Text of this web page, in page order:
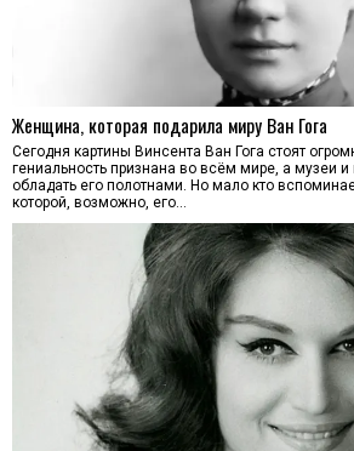
Женщина, которая подарила миру Ван Гога
Сегодня картины Винсента Ван Гога стоят
гениальность признана во всём мире, а музеи
обладать его полотнами. Но мало кто
которой, возможно, его…